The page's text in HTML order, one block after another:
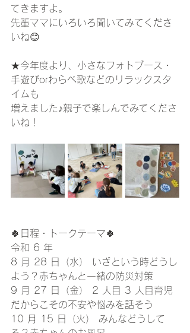
てきますよ。
先輩ママにいろいろ聞いてみてくださ
いね😊
★今年度より、小さなフォトブース・
手遊びorわらべ歌などのリラックスタ
イムも
増えました♪親子で楽しんでみてくださ
いね！
🍀日程・トークテーマ🍀
令和 6 年
8 月 28 日（水） いざという時どうし
よう？赤ちゃんと一緒の防災対策
9 月 27 日（金） 2 人目 3 人目育児
だからこその不安や悩みを話そう
10 月 15 日（火） みんなどうして